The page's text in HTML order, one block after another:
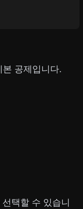
공제입니다.
선택할 수 있습니